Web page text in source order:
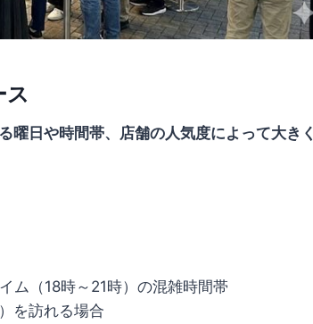
ス
曜日や時間帯、店舗の人気度によって大きく
ム（18時～21時）の混雑時間帯
を訪れる場合